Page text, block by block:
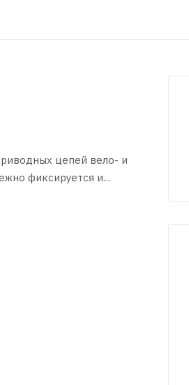
цепей вело- и
фиксируется и